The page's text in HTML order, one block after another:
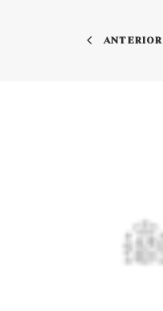
ANTERIOR